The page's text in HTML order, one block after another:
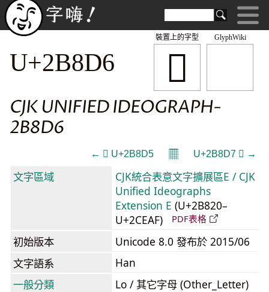
GlyphWiki
𫣖
裝置上的字型
U+2B8D6
CJK UNIFIED IDEOGRAPH-
2B8D6
← 𫣕 U+2B8D5 𝄜 U+2B8D7 𫣗 →
文字區域
CJK統合表意文字擴展區E / CJK
Unified Ideographs
Extension E (U+2B820–
U+2CEAF)
PDF表格
初始版本
Unicode 8.0 發布於 2015/06
文字語系
Han
一般分類
Lo / 其它字母 (Other_Letter)